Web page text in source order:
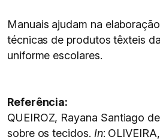
Manuais ajudam na
técnicas de produtos têxteis
uniforme escolares.
Referência:
QUEIROZ, Rayana Santiago
sobre os tecidos. In: